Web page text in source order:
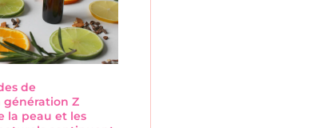
de
Z
la peau et les